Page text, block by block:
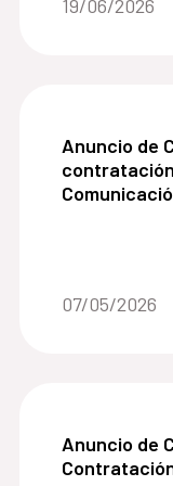
Desarrollo
19/06/2026
Anuncio de
Anuncio de
Date of the
07/05/2026
Anuncio de
Anuncio de